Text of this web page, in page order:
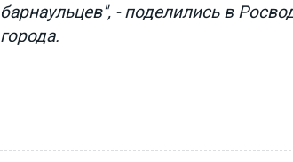
барнаульцев", - поделились в
города.